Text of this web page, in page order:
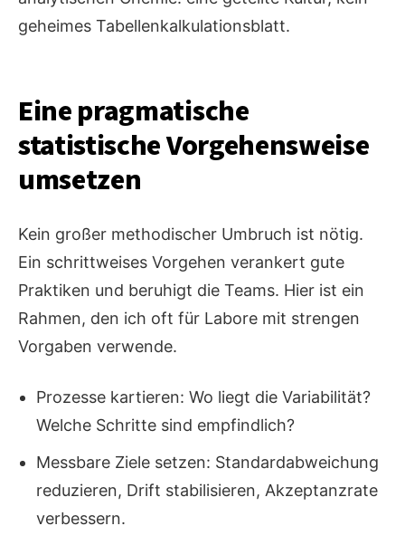
geheimes Tabellenkalkulationsblatt.
Eine pragmatische
statistische Vorgehensweise
umsetzen
Kein großer methodischer Umbruch ist nötig.
Ein schrittweises Vorgehen verankert gute
Praktiken und beruhigt die Teams. Hier ist ein
Rahmen, den ich oft für Labore mit strengen
Vorgaben verwende.
Prozesse kartieren: Wo liegt die Variabilität?
Welche Schritte sind empfindlich?
Messbare Ziele setzen: Standardabweichung
reduzieren, Drift stabilisieren, Akzeptanzrate
verbessern.